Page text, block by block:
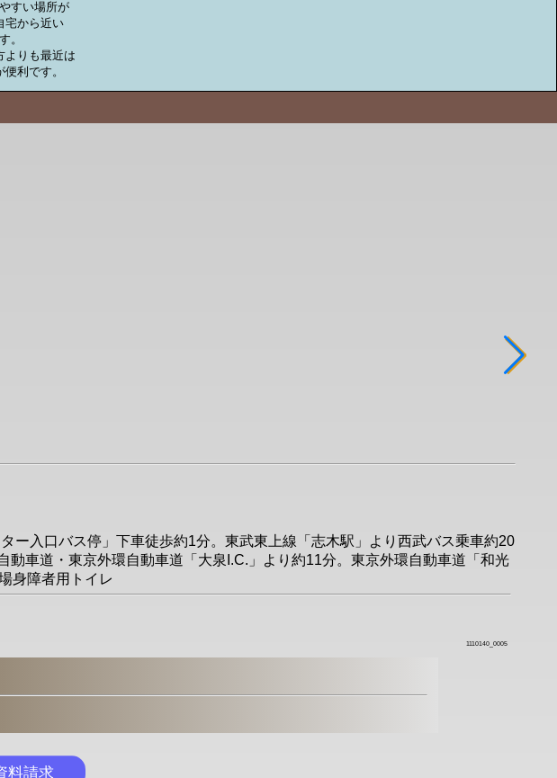
すい場所が
宅から近い
。
よりも最近は
利です。
ー入口バス停」下車徒歩約1分。東武東上線「志木駅」より西武バス乗車約20
車道・東京外環自動車道「大泉I.C.」より約11分。東京外環自動車道「和光
身障者用トイレ
1110140_0005